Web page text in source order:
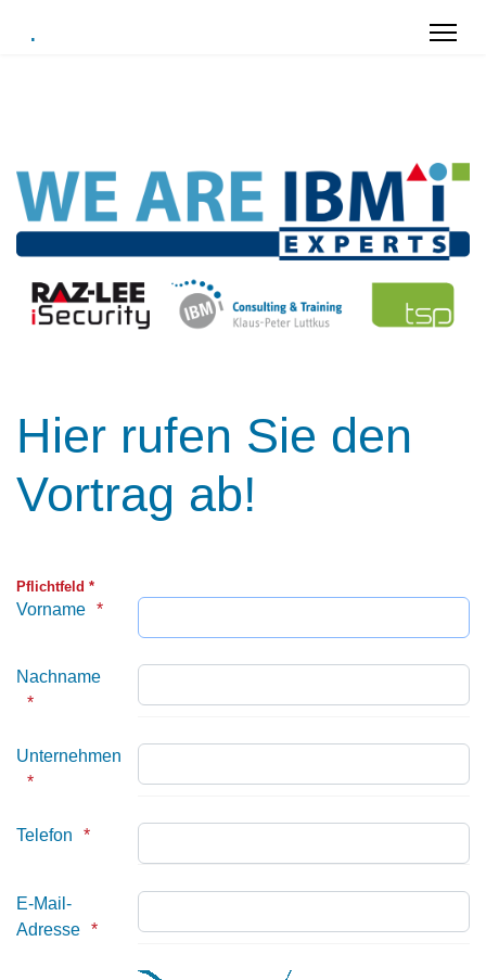
.
Hier rufen Sie den
Vortrag ab!
Pflichtfeld *
Vorname
Nachname
Unternehmen
Telefon
E-Mail-
Adresse